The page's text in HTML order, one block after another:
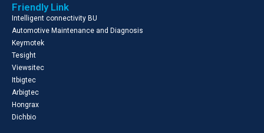
Friendly Link
Intelligent connectivity BU
Automotive Maintenance and Diagnosis
Keymotek
Tesight
Viewsitec
Itbigtec
Arbigtec
Hongrax
Dichbio